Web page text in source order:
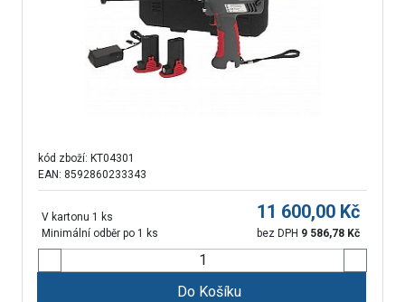
kód zboží: KT04301
EAN: 8592860233343
V kartonu 1 ks
Minimální odběr po 1 ks
11 600,00 Kč
bez DPH 9 586,78 Kč
Do Košíku